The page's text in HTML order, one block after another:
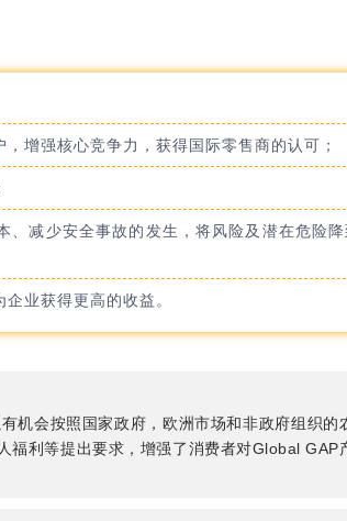
增强核心竞争力，获得国际零售商的认可；
、减少安全事故的发生，将风险及潜在危险
业获得更高的收益。
机会按照国家政府，欧洲市场和非政府组织的
福利等提出要求，增强了消费者对Global GAP